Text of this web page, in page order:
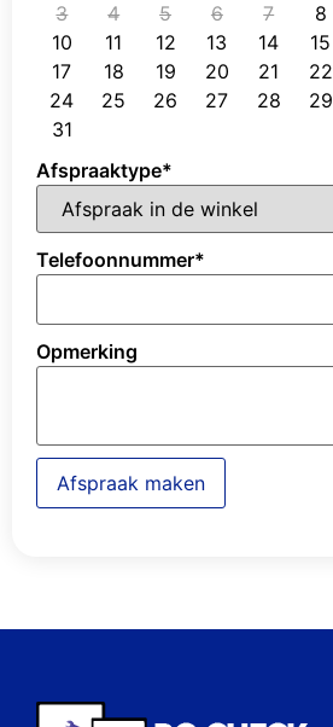
3
4 5 6 7 8
10
11 12 13 14 15
17
18 19 20 21 22
24
25 26 27 28 29
31
Afspraaktype*
Telefoonnummer*
Opmerking
Afspraak maken